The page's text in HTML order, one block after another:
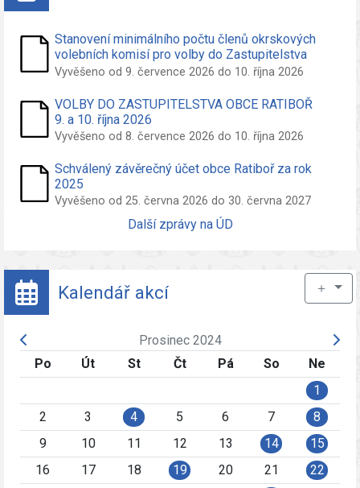
Stanovení minimálního počtu členů okrskových
volebních komisí pro volby do Zastupitelstva
obce Ratiboř konané ve dnech 09. a 10. říjen
Vyvěšeno od 9. července 2026 do 10. října 2026
VOLBY DO ZASTUPITELSTVA OBCE RATIBOŘ
9. a 10. října 2026
Vyvěšeno od 8. července 2026 do 10. října 2026
Schválený závěrečný účet obce Ratiboř za rok
2025
Vyvěšeno od 25. června 2026 do 30. června 2027
Další zprávy na ÚD
Kalendář akcí ＋
Prosinec 2024
Po
Út St Čt Pá So
Ne
1
2
3 4 5 6 7
8
9
10 11 12 13 14
15
16
17 18 19 20 21
22